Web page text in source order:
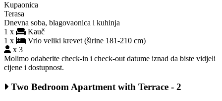
Kupaonica
Terasa
Dnevna soba, blagovaonica i kuhinja
1 x
Kauč
1 x
Vrlo veliki krevet (širine 181-210 cm)
x 3
Molimo odaberite check-in i check-out datume iznad da biste vidjeli
cijene i dostupnost.
Two Bedroom Apartment with Terrace - 2